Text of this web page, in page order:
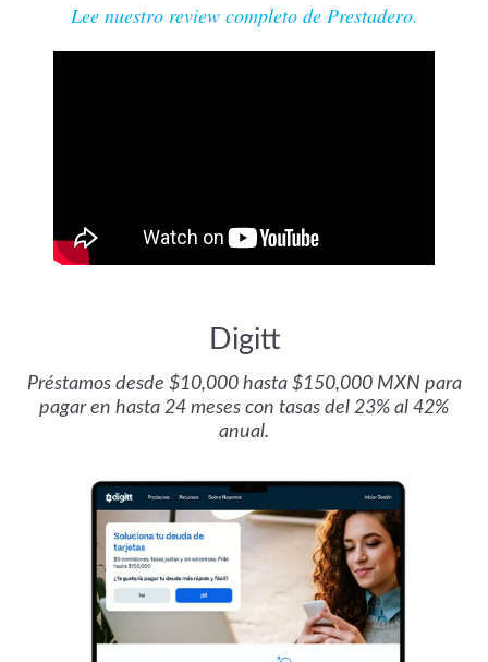
Lee nuestro review completo de Prestadero.
Digitt
Préstamos desde $10,000 hasta $150,000 MXN para
pagar en hasta 24 meses con tasas del 23% al 42%
anual.